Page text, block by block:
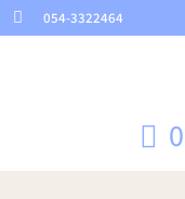
 054-3322464